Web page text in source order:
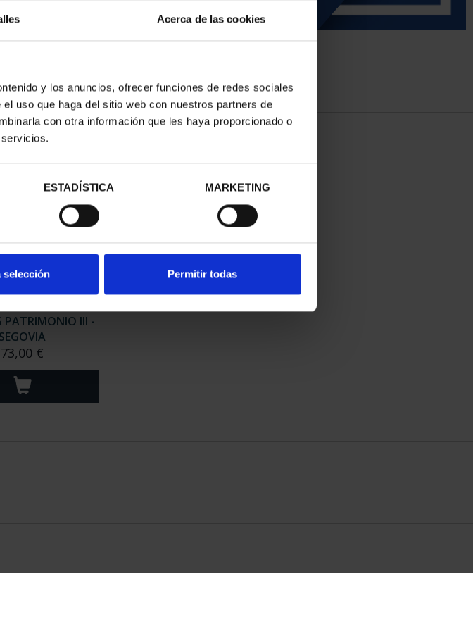
Acerca de las cookies
y los anuncios, ofrecer funciones de redes sociales
uso que haga del sitio web con nuestros partners de
con otra información que les haya proporcionado o
ESTADÍSTICA MARKETING
selección Permitir todas
PATRIMONIO III -
SEGOVIA
73,00 €